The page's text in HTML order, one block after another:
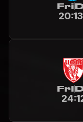
Fri
20:13
Fri